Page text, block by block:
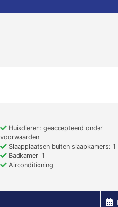
Huisdieren: geaccepteerd onder
voorwaarden
Slaapplaatsen buiten slaapkamers: 1
Badkamer: 1
Airconditioning